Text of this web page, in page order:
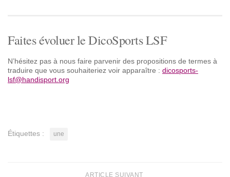
Faites évoluer le DicoSports LSF
N’hésitez pas à nous faire parvenir des propositions de termes à
traduire que vous souhaiteriez voir apparaître : dicosports-
lsf@handisport.org
Étiquettes : une
ARTICLE SUIVANT